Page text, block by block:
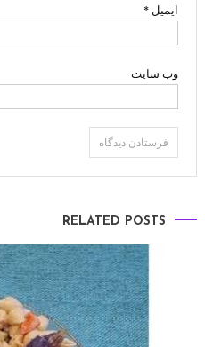
ایمیل *
وب‌ سایت
RELATED POSTS